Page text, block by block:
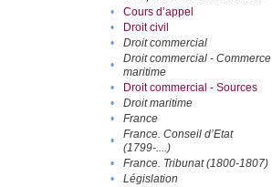
•
Cours d’appel
•
Droit civil
•
Droit commercial
•
Droit commercial - Commerce
maritime
• Droit commercial - Sources
•
Droit maritime
•
France
•
France. Conseil d’Etat
(1799-....)
• France. Tribunat (1800-1807)
•
Législation